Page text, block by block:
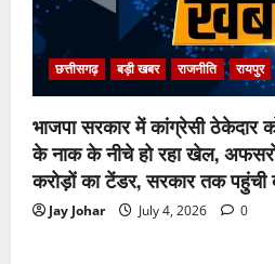
छत्तीसगढ़ बड़ी खबर राजनीति रायपुर
भाजपा सरकार में कांग्रेसी ठेकेदार
के नाक के नीचे हो रहा खेल,
करोड़ों का टेंडर, सरकार तक पहुंची
Jay Johar July 4, 2026 0